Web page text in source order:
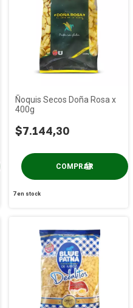
Ñoquis Secos Doña Rosa x
400g
$7.144,30
7en stock